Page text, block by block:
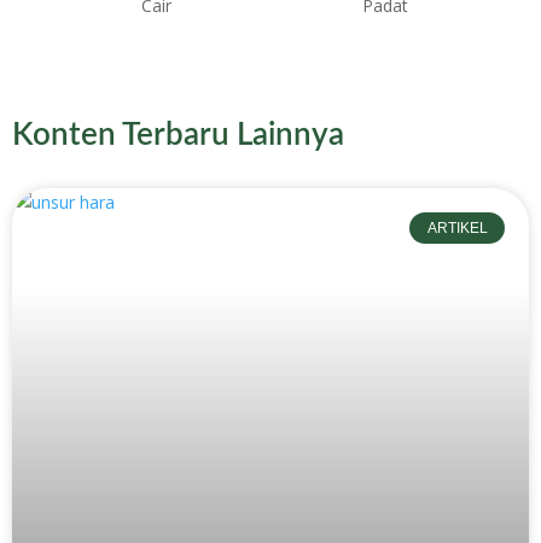
Konten Terbaru Lainnya
ARTIKEL